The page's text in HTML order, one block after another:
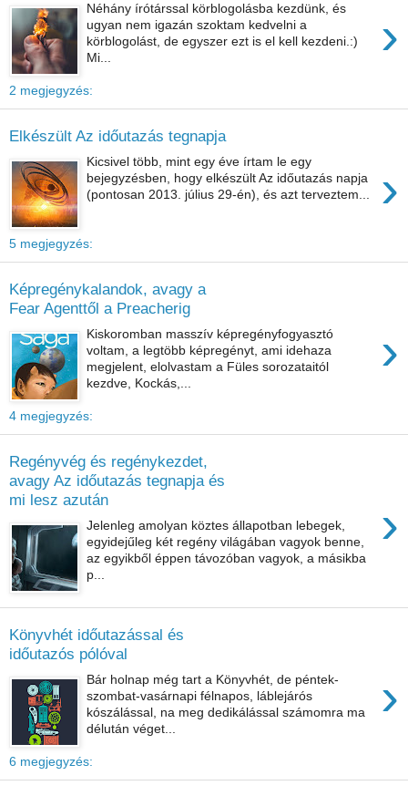
›
Néhány írótárssal körblogolásba kezdünk, és
ugyan nem igazán szoktam kedvelni a
körblogolást, de egyszer ezt is el kell kezdeni.:)
Mi...
2 megjegyzés:
Elkészült Az időutazás tegnapja
›
Kicsivel több, mint egy éve írtam le egy
bejegyzésben, hogy elkészült Az időutazás napja
(pontosan 2013. július 29-én), és azt terveztem...
5 megjegyzés:
Képregénykalandok, avagy a
Fear Agenttől a Preacherig
›
Kiskoromban masszív képregényfogyasztó
voltam, a legtöbb képregényt, ami idehaza
megjelent, elolvastam a Füles sorozataitól
kezdve, Kockás,...
4 megjegyzés:
Regényvég és regénykezdet,
avagy Az időutazás tegnapja és
mi lesz azután
›
Jelenleg amolyan köztes állapotban lebegek,
egyidejűleg két regény világában vagyok benne,
az egyikből éppen távozóban vagyok, a másikba
p...
Könyvhét időutazással és
időutazós pólóval
›
Bár holnap még tart a Könyvhét, de péntek-
szombat-vasárnapi félnapos, láblejárós
kószálással, na meg dedikálással számomra ma
délután véget...
6 megjegyzés: